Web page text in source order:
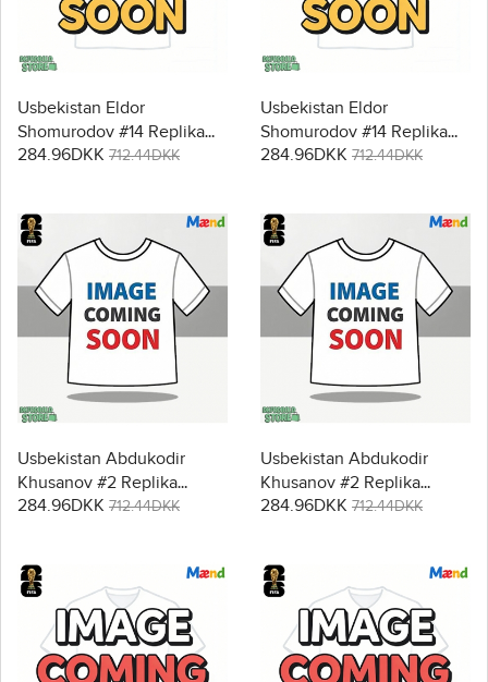
Usbekistan Eldor
Shomurodov #14 Replika
Hjemmebanetrøje VM
284.96DKK 712.44DKK
Usbekistan Eldor
Shomurodov #14 Replika
Udebanetrøje VM 2026
284.96DKK 712.44DKK
Usbekistan Abdukodir
Khusanov #2 Replika
Hjemmebanetrøje VM
284.96DKK 712.44DKK
Usbekistan Abdukodir
Khusanov #2 Replika
Udebanetrøje VM 2026
284.96DKK 712.44DKK